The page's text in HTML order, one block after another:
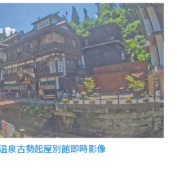
泉古勢起屋別館即時影像